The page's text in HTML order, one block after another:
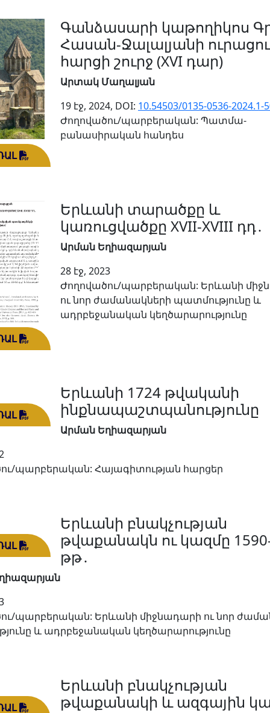
Գանձասարի կաթողիկոս
Հասան-Ջալալյանի
հարցի շուրջ (XVI դար)
Արտակ Մաղալյան
19 էջ, 2024, DOI: 10.54503/0135-0536-2024.1-
Ժողովածու/պարբերական: Պատմա-
բանասիրական հանդես
Երևանի տարածքը և
կառուցվածքը XVII-XVIII դդ․
Արման Եղիազարյան
28 էջ, 2023
Ժողովածու/պարբերական: Երևանի
ու նոր ժամանակների պատմությունը և
ադրբեջանական կեղծարարությունը
Երևանի 1724 թվականի
ինքնապաշտպանությունը
Արման Եղիազարյան
պարբերական: Հայագիտության հարցեր
Երևանի բնակչության
թվաքանակն ու կազմը
թթ․
պարբերական: Երևանի միջնադարի ու նոր
և ադրբեջանական կեղծարարությունը
Երևանի բնակչության
թվաքանակի և ազգային